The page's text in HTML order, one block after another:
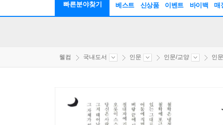
빠른분야찾기 베스트 신상품 이벤트 바이백 매
웰컴 국내도서 인문 인문/교양 인